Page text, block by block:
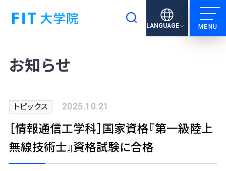
LANGUAGE
検索
お知らせ
トピックス 2025.10.21
［情報通信工学科］国家資格『第一級陸上
無線技術士』資格試験に合格